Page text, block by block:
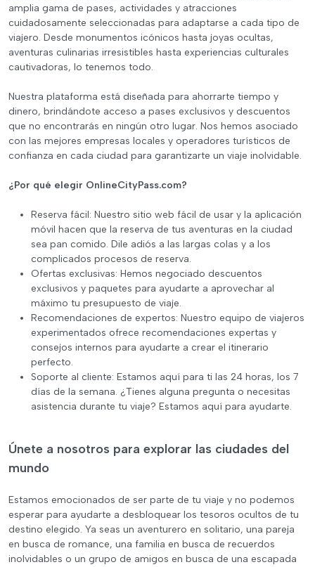
amplia gama de pases, actividades y atracciones
cuidadosamente seleccionadas para adaptarse a cada tipo de
viajero. Desde monumentos icónicos hasta joyas ocultas,
aventuras culinarias irresistibles hasta experiencias culturales
cautivadoras, lo tenemos todo.
Nuestra plataforma está diseñada para ahorrarte tiempo y
dinero, brindándote acceso a pases exclusivos y descuentos
que no encontrarás en ningún otro lugar. Nos hemos asociado
con las mejores empresas locales y operadores turísticos de
confianza en cada ciudad para garantizarte un viaje inolvidable.
¿Por qué elegir OnlineCityPass.com?
Reserva fácil: Nuestro sitio web fácil de usar y la aplicación
móvil hacen que la reserva de tus aventuras en la ciudad
sea pan comido. Dile adiós a las largas colas y a los
complicados procesos de reserva.
Ofertas exclusivas: Hemos negociado descuentos
exclusivos y paquetes para ayudarte a aprovechar al
máximo tu presupuesto de viaje.
Recomendaciones de expertos: Nuestro equipo de viajeros
experimentados ofrece recomendaciones expertas y
consejos internos para ayudarte a crear el itinerario
perfecto.
Soporte al cliente: Estamos aquí para ti las 24 horas, los 7
días de la semana. ¿Tienes alguna pregunta o necesitas
asistencia durante tu viaje? Estamos aquí para ayudarte.
Únete a nosotros para explorar las ciudades del
mundo
Estamos emocionados de ser parte de tu viaje y no podemos
esperar para ayudarte a desbloquear los tesoros ocultos de tu
destino elegido. Ya seas un aventurero en solitario, una pareja
en busca de romance, una familia en busca de recuerdos
inolvidables o un grupo de amigos en busca de una escapada